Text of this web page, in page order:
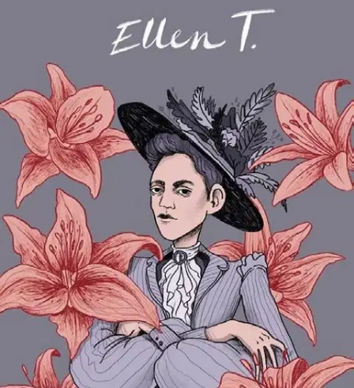
Ellen Thesleff (1869-1954) on yksi maamme ensimmäisistä
symbolisteista ja ekspressionisteista ja yksi merkittävimmistä
pohjoismaalaisista maalareista. Hän elää kiehtovan ja rikkaan
elämän ja on edelläkävijä aikana, jolloin naistaiteilijoiden on vaikea
saada tunnustusta. Thesleff on poikatukkainen radikaali, joka tekee,
mitä tahtoo ja elää taiteelleen. Hän vihaa opettamista, mutta rakastaa
rahaa, joka antaa hänelle mahdollisuuden matkustaa, asua ulkomailla
ja maalata. Sarjakuvaromaani kertoo Ellen Thesleffin työstä ja
elämästä Euroopan metropoleissa ja hänen siellä rakentamistaan
tiiviistä taiteilija- ja älymystöverkostoista. Teos rakentuu kolmen
Thesleffille keskeisen paikan, symbolismin Pariisin, boheemin
Firenzen ja Ruoveden Murolen luonnon ympärille. Sarjakuva kertoo
Ellenistä ja taiteilijoista modernisaation myllerryksessä. Teos pohjaa
Hanna-Reetta Schreckin vuonna 2017 julkaistuun Thesleff-
elämäkertaan ja kuvaa sarjakuvan keinoin niitä puolia historiassa ja
taiteilijan elämässä, joita perinteinen tutkimuskirjallisuus ei tavoita.
Näytä lisää tuotekuvausta